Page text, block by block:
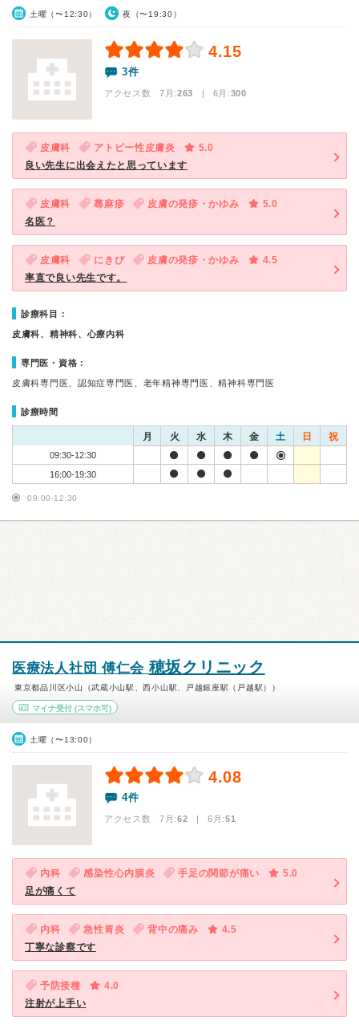
土曜（〜12:30） 夜（〜19:30）
4.15
3件
アクセス数 7月:263 | 6月:300
皮膚科 アトピー性皮膚炎
5.0
良い先生に出会えたと思っています
皮膚科 蕁麻疹 皮膚の発疹・かゆみ
5.0
名医？
皮膚科 にきび 皮膚の発疹・かゆみ
4.5
率直で良い先生です。
診療科目：
皮膚科、精神科、心療内科
専門医・資格：
皮膚科専門医、認知症専門医、老年精神専門医、精神科専門医
診療時間
月 火 水 木 金 土 日 祝
09:30-12:30
16:00-19:30
09:00-12:30
医療法人社団 傅仁会 穂坂クリニック
東京都品川区小山（武蔵小山駅、西小山駅、戸越銀座駅（戸越駅））
マイナ受付 (スマホ可)
土曜（〜13:00）
4.08
4件
アクセス数 7月:62 | 6月:51
内科 感染性心内膜炎 手足の関節が痛い
5.0
足が痛くて
内科 急性胃炎 背中の痛み
4.5
丁寧な診察です
予防接種
4.0
注射が上手い